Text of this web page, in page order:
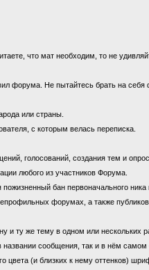
что мат необходим, то не
форума. Не пытайтесь брать на
или страны.
с которым велась переписка.
голосований, создания тем и
любого из участников Форума.
бан первоначального
форумах, а также
и ту же тему в одном или нескольких
сообщения, так и в нём самом
(и близких к нему оттенков)